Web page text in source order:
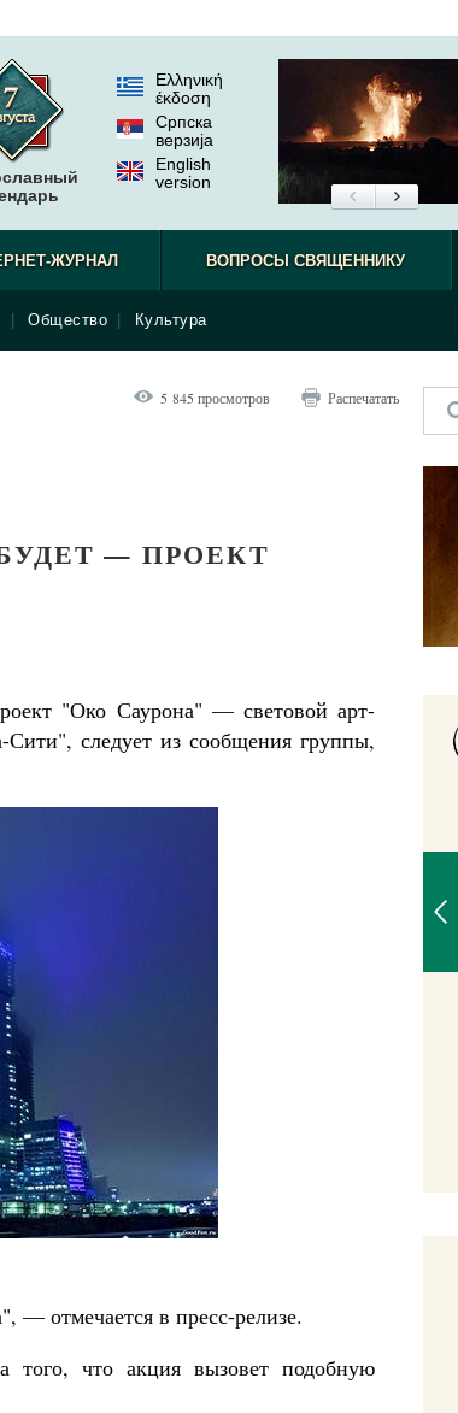
Ελληνική
έκδοση
Српска
верзиjа
English
version
ЖУРНАЛ ВОПРОСЫ СВЯЩЕННИКУ
Общество Культура
5 845 просмотров Распечатать
— ПРОЕКТ
"Око Саурона" — световой арт-
следует из сообщения группы,
отмечается в пресс-релизе.
того, что акция вызовет подобную